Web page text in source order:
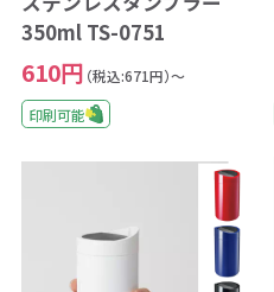
350ml TS-0751
610円 （税込:671円）～
印刷可能